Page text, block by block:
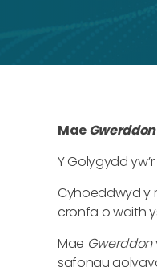
MaeGwerddon
Y Golygydd
Cyhoeddwyd y
cronfa o waith
Mae Gwerddon
safonau